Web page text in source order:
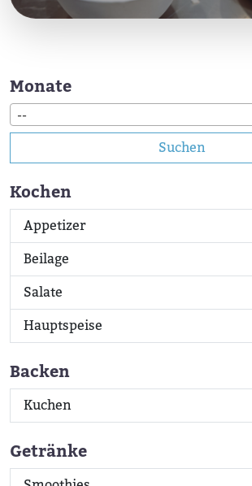
Monate
--
Suchen
Kochen
Appetizer
Beilage
Salate
Hauptspeise
Backen
Kuchen
Getränke